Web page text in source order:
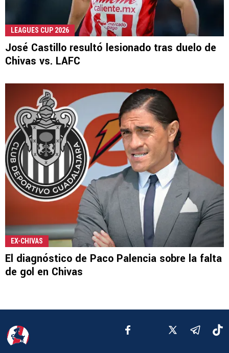
LEAGUES CUP 2026
José Castillo resultó lesionado tras duelo de
Chivas vs. LAFC
EX-CHIVAS
El diagnóstico de Paco Palencia sobre la falta
de gol en Chivas